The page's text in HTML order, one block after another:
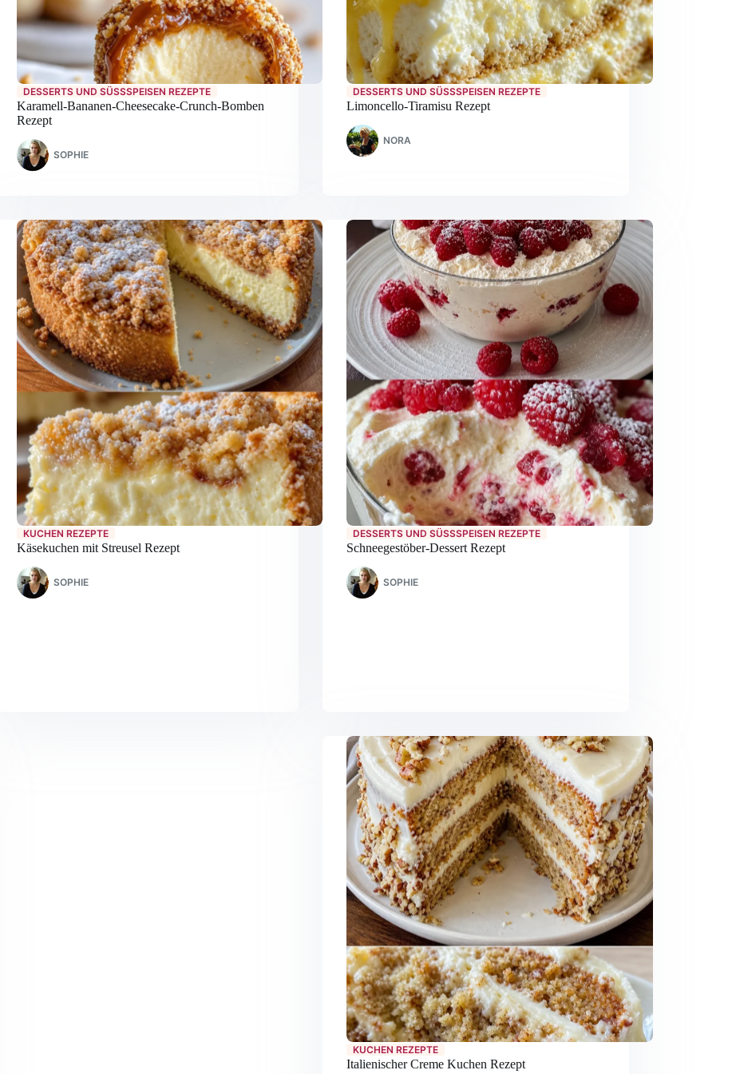
DESSERTS UND SÜSSSPEISEN REZEPTE
Karamell-Bananen-Cheesecake-Crunch-Bomben
Rezept
SOPHIE
DESSERTS UND SÜSSSPEISEN REZEPTE
Limoncello-Tiramisu Rezept
NORA
KUCHEN REZEPTE
Käsekuchen mit Streusel Rezept
SOPHIE
DESSERTS UND SÜSSSPEISEN REZEPTE
Schneegestöber-Dessert Rezept
SOPHIE
KUCHEN REZEPTE
Italienischer Creme Kuchen Rezept